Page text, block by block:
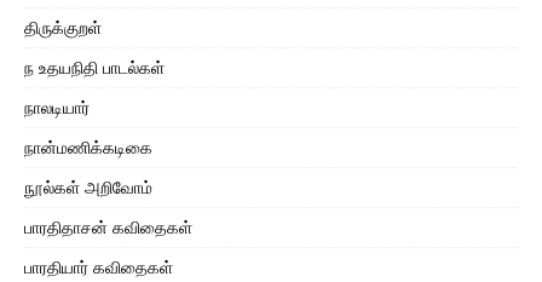
திருக்குறள்
ந உதயநிதி பாடல்கள்
நாலடியார்
நான்மணிக்கடிகை
நூல்கள் அறிவோம்
பாரதிதாசன் கவிதைகள்
பாரதியார் கவிதைகள்